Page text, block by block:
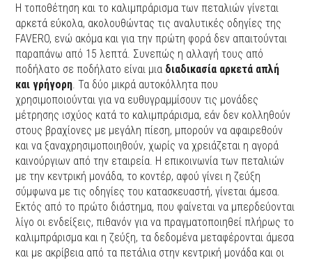
Η τοποθέτηση και το καλιμπράρισμα των πεταλιών γίνεται
αρκετά εύκολα, ακολουθώντας τις αναλυτικές οδηγίες της
FAVERO, ενώ ακόμα και για την πρώτη φορά δεν απαιτούνται
παραπάνω από 15 λεπτά. Συνεπώς η αλλαγή τους από
ποδήλατο σε ποδήλατο είναι μια διαδικασία αρκετά απλή
και γρήγορη. Τα δύο μικρά αυτοκόλλητα που
χρησιμοποιούνται για να ευθυγραμμίσουν τις μονάδες
μέτρησης ισχύος κατά το καλιμπράρισμα, εάν δεν κολληθούν
στους βραχίονες με μεγάλη πίεση, μπορούν να αφαιρεθούν
και να ξαναχρησιμοποιηθούν, χωρίς να χρειάζεται η αγορά
καινούργιων από την εταιρεία. Η επικοινωνία των πεταλιών
με την κεντρική μονάδα, το κοντέρ, αφού γίνει η ζεύξη
σύμφωνα με τις οδηγίες του κατασκευαστή, γίνεται άμεσα.
Εκτός από το πρώτο διάστημα, που φαίνεται να μπερδεύονται
λίγο οι ενδείξεις, πιθανόν για να πραγματοποιηθεί πλήρως το
καλιμπράρισμα και η ζεύξη, τα δεδομένα μεταφέρονται άμεσα
και με ακρίβεια από τα πετάλια στην κεντρική μονάδα και οι